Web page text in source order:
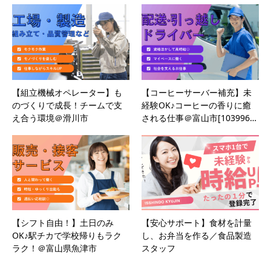
【組立機械オペレーター】も
のづくりで成長！チームで支
え合う環境＠滑川市
【コーヒーサーバー補充】未
経験OK♪コーヒーの香りに癒
される仕事＠富山市[103996…
【シフト自由！】土日のみ
OK♪駅チカで学校帰りもラク
ラク！＠富山県魚津市
【安心サポート】食材を計量
し、お弁当を作る／食品製造
スタッフ